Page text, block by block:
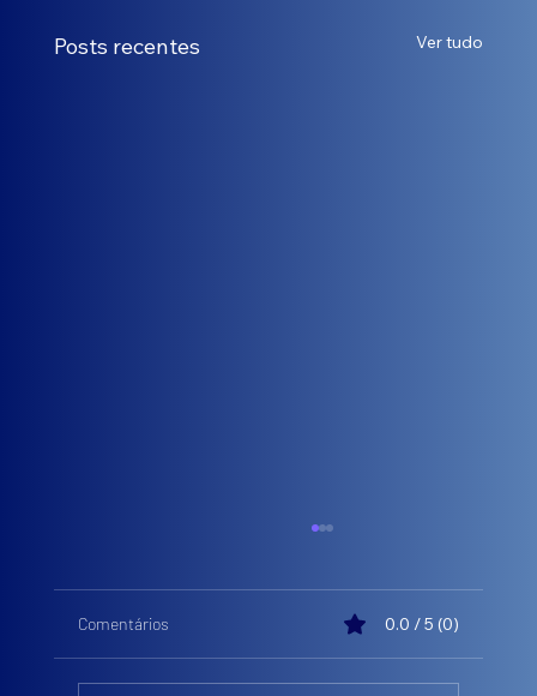
Posts recentes Ver tudo
Comentários 0.0 / 5 (0)